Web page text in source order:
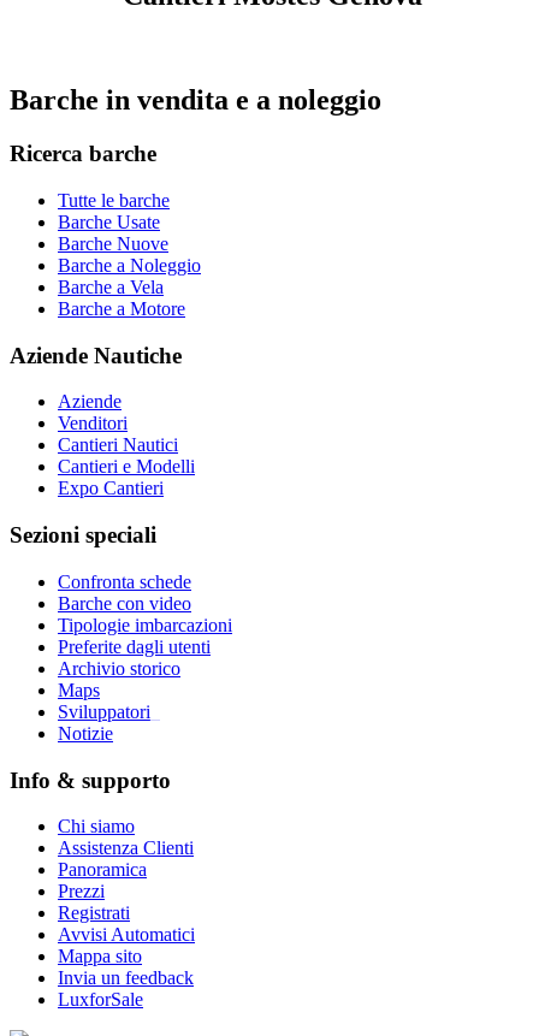
Barche in vendita e a noleggio
Ricerca barche
Tutte le barche
Barche Usate
Barche Nuove
Barche a Noleggio
Barche a Vela
Barche a Motore
Aziende Nautiche
Aziende
Venditori
Cantieri Nautici
Cantieri e Modelli
Expo Cantieri
Sezioni speciali
Confronta schede
Barche con video
Tipologie imbarcazioni
Preferite dagli utenti
Archivio storico
Maps
Sviluppatori
Notizie
Info & supporto
Chi siamo
Assistenza Clienti
Panoramica
Prezzi
Registrati
Avvisi Automatici
Mappa sito
Invia un feedback
LuxforSale